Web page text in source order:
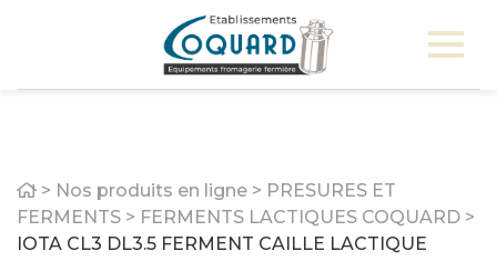
Home
> Nos produits en ligne > PRESURES ET
FERMENTS > FERMENTS LACTIQUES COQUARD >
IOTA CL3 DL3.5 FERMENT CAILLE LACTIQUE